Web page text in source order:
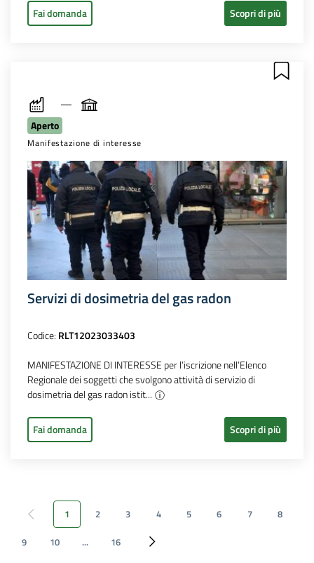
Fai domanda Scopri di più
Aperto
Manifestazione di interesse
Servizi di dosimetria del gas radon
Codice: RLT12023033403
MANIFESTAZIONE DI INTERESSE per l’iscrizione nell’Elenco
Regionale dei soggetti che svolgono attività di servizio di
dosimetria del gas radon istit...
Fai domanda Scopri di più
Pagina precedente
1 2 3 4 5 6 7 8
9 10 ... 16 Pagina successiva